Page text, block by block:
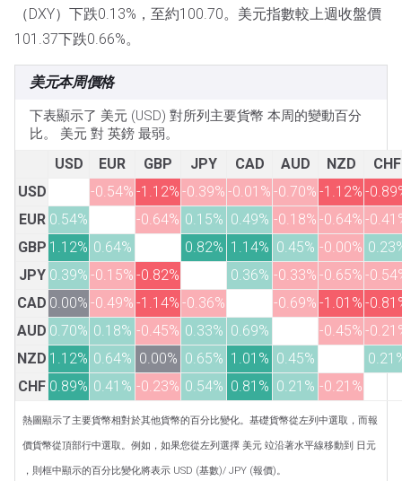
（DXY）下跌0.13%，至約100.70。美元指數較上週收盤價
101.37下跌0.66%。
美元本周價格
下表顯示了 美元 (USD) 對所列主要貨幣 本周的變動百分
比。 美元 對 英鎊 最弱。
USD EUR GBP JPY CAD AUD NZD
CHF
USD
-0.54% -1.12% -0.39% -0.01% -0.70% -1.12% -
EUR 0.54% -0.64% 0.15% 0.49% -0.18% -0.64% -
GBP 1.12% 0.64% 0.82% 1.14% 0.45% -0.00%
JPY 0.39% -0.15% -0.82% 0.36% -0.33% -0.65% -
CAD 0.00% -0.49% -1.14% -0.36% -0.69% -1.01% -
AUD 0.70% 0.18% -0.45% 0.33% 0.69% -0.45% -
NZD 1.12% 0.64% 0.00% 0.65% 1.01% 0.45%
CHF 0.89% 0.41% -0.23% 0.54% 0.81% 0.21% -0.21%
熱圖顯示了主要貨幣相對於其他貨幣的百分比變化。基礎貨幣從左列中選取，而報
價貨幣從頂部行中選取。例如，如果您從左列選擇 美元 竝沿著水平線移動到 日元
，則框中顯示的百分比變化將表示 USD (基數)/ JPY (報價)。